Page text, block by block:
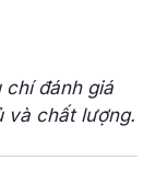
chí đánh giá
và chất lượng.